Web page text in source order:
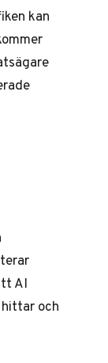
kan
AI
och